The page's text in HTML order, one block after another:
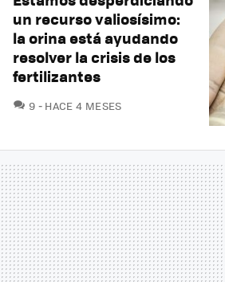
un recurso valiosísimo:
la orina está ayudando
resolver la crisis de los
fertilizantes
9 COMENTARIOS
HACE 4 MESES